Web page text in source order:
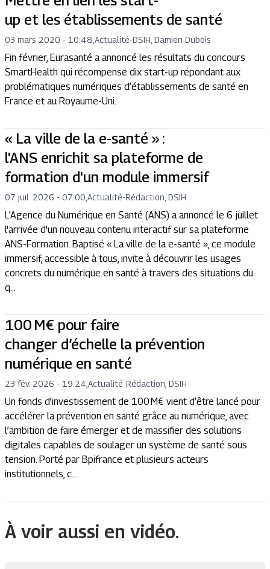
up et les établissements de santé
03 mars 2020 - 10:48 Actualité-DSIH, Damien Dubois
Fin février, Eurasanté a annoncé les résultats du concours
SmartHealth qui récompense dix start-up répondant aux
problématiques numériques d’établissements de santé en
France et au Royaume-Uni.
« La ville de la e-santé » :
l'ANS enrichit sa plateforme de
formation d'un module immersif
07 juil. 2026 - 07:00 Actualité-Rédaction, DSIH
L'Agence du Numérique en Santé (ANS) a annoncé le 6 juillet
l'arrivée d'un nouveau contenu interactif sur sa plateforme
ANS-Formation. Baptisé « La ville de la e-santé », ce module
immersif, accessible à tous, invite à découvrir les usages
concrets du numérique en santé à travers des situations du
q...
100 M€ pour faire
changer d’échelle la prévention
numérique en santé
23 fév. 2026 - 19:24 Actualité-Rédaction, DSIH
Un fonds d’investissement de 100 M€ vient d’être lancé pour
accélérer la prévention en santé grâce au numérique, avec
l’ambition de faire émerger et de massifier des solutions
digitales capables de soulager un système de santé sous
tension. Porté par Bpifrance et plusieurs acteurs
institutionnels, c...
À voir aussi en vidéo.